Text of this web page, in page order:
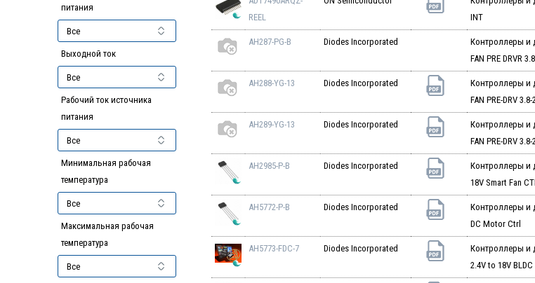
питания
Выходной ток
Рабочий ток источника
питания
Минимальная рабочая
температура
Максимальная рабочая
температура
REEL
INT
AH287-PG-B Diodes Incorporated
Контроллеры и
FAN PRE DRVR
AH288-YG-13 Diodes Incorporated
Контроллеры и
FAN PRE-DRV
AH289-YG-13 Diodes Incorporated
Контроллеры и
FAN PRE-DRV
AH2985-P-B Diodes Incorporated
Контроллеры и
18V Smart Fan
AH5772-P-B Diodes Incorporated
Контроллеры и
DC Motor Ctrl
AH5773-FDC-7 Diodes Incorporated
Контроллеры и
2.4V to 18V BLDC